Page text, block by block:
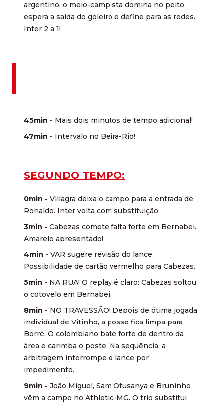
argentino, o meio-campista domina no peito,
espera a saída do goleiro e define para as redes.
Inter 2 a 1!
45min - Mais dois minutos de tempo adicional!
47min - Intervalo no Beira-Rio!
SEGUNDO TEMPO:
0min - Villagra deixa o campo para a entrada de
Ronaldo. Inter volta com substituição.
3min - Cabezas comete falta forte em Bernabei.
Amarelo apresentado!
4min - VAR sugere revisão do lance.
Possibilidade de cartão vermelho para Cabezas.
5min - NA RUA! O replay é claro: Cabezas soltou
o cotovelo em Bernabei.
8min - NO TRAVESSÃO! Depois de ótima jogada
individual de Vitinho, a posse fica limpa para
Borré. O colombiano bate forte de dentro da
área e carimba o poste. Na sequência, a
arbitragem interrompe o lance por
impedimento.
9min - João Miguel, Sam Otusanya e Bruninho
vêm a campo no Athletic-MG. O trio substitui